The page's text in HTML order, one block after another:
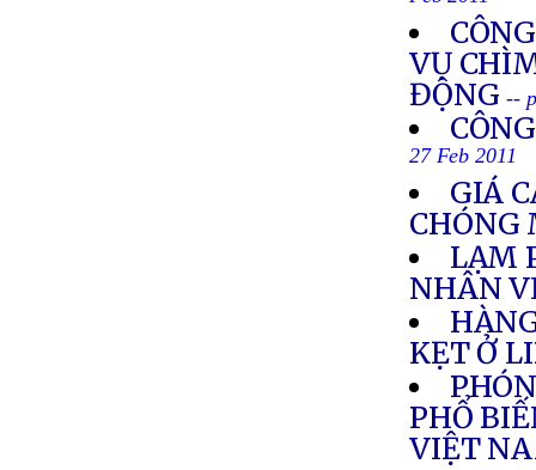
VỤ
ĐỘNG --
27 Feb 2011
GIÁ
CHÓNG
LẠM
NHÂN
KẸT Ở
PHỔ
VIỆT